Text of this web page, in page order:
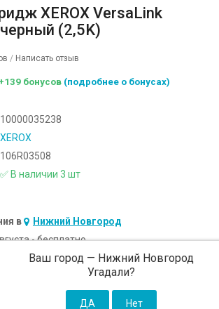
XEROX VersaLink
(2,5K)
/ Написать отзыв
бонусов (подробнее о бонусах)
10000035238
XEROX
106R03508
✅ В наличии 3 шт
в Нижний Новгород
Ваш город — Нижний Новгород
Угадали?
- бесплатно
c 10 августа - 300 ₽ (от 5 000 ₽